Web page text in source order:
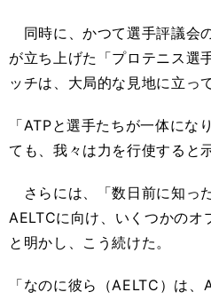
同時に、かつて選手評議会
が立ち上げた「プロテニス選
ッチは、大局的な見地に立っ
「ATPと選手たちが一体にな
ても、我々は力を行使すると
さらには、「数日前に知っ
AELTCに向け、いくつかのオ
と明かし、こう続けた。
「なのに彼ら（AELTC）は